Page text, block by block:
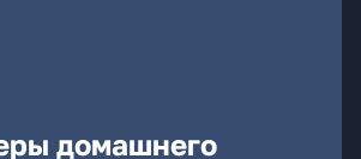
домашнего